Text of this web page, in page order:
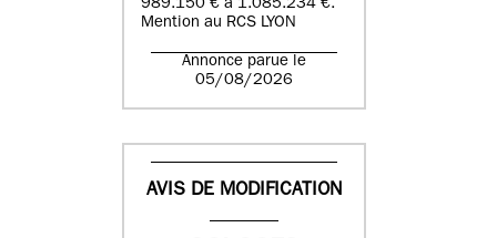
989.150 € à 1.085.234 €.
Mention au RCS LYON
Annonce parue le
05/08/2026
AVIS DE MODIFICATION